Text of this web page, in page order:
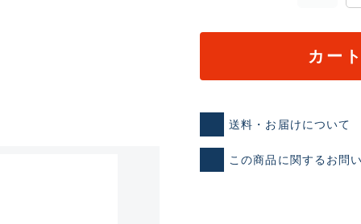
カー
送料・お届けについて
この商品に関するお問